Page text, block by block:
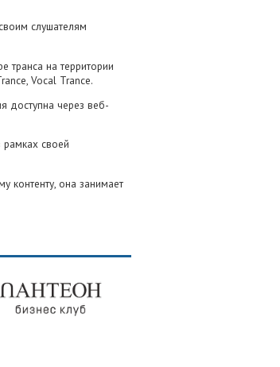
9 799 ₽32.66%
Минимум 30 000 ₽
Р.
слушателям
транса на территории
Vocal Trance.
доступна через веб-
рамках своей
контенту, она занимает